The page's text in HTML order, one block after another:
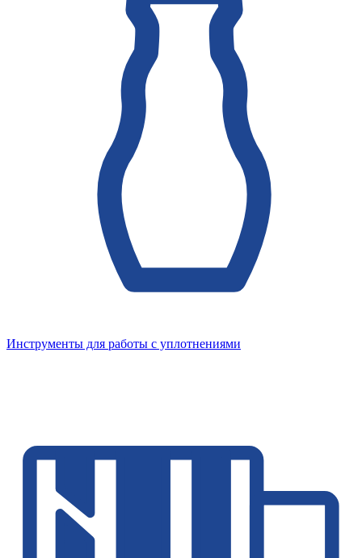
Инструменты для работы с уплотнениями